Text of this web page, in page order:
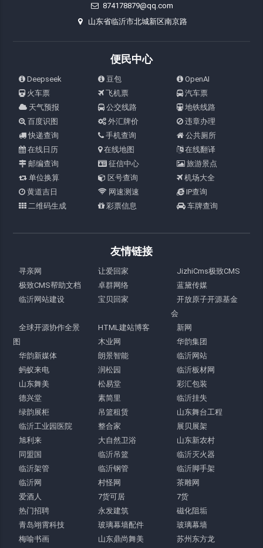
874178879@qq.com
山东省临沂市北城新区南京路
便民中心
Deepseek 豆包
OpenAI
火车票
飞机票
汽车票
天气预报
公交线路
地铁线路
百度识图
外汇牌价
违章办理
快递查询
手机查询
公共厕所
在线日历
在线地图
在线翻译
邮编查询
征信中心
旅游景点
单位换算
区号查询
机场大全
黄道吉日
网速测速
IP查询
二维码生成
彩票信息 车牌查询
友情链接
寻亲网 让爱回家
JizhiCms极致CMS
极致CMS帮助文档
卓群网络
蓝黛传媒
临沂网站建设
宝贝回家
开放原子开源基金
会
全球开源协作全景
图
HTML建站博客
新网
木业网
华韵集团
华韵新媒体
朗景智能
临沂网站
蚂蚁来电
润松园
临沂板材网
山东舞美
松易堂
彩汇包装
德兴堂
素简里
临沂挂失
绿韵展柜
吊篮租赁
山东舞台工程
临沂工业园医院
整合家
展贝展架
旭利来
大自然卫浴
山东新农村
同盟国
临沂吊篮
临沂灭火器
临沂架管
临沂钢管
临沂脚手架
临沂网
村怪网
茶雕网
爱酒人
7货可居
7货
热门招聘
永发建筑
磁化阻垢
青岛翊霄科技
玻璃幕墙配件
玻璃幕墙
梅喻书画
山东鼎尚舞美
苏州东方龙